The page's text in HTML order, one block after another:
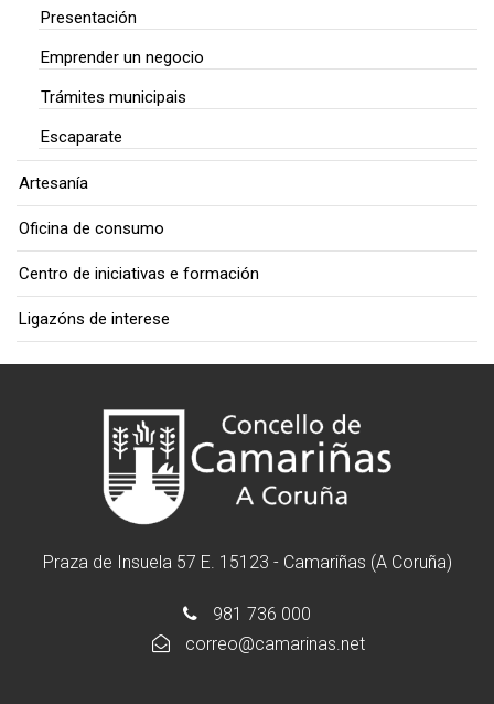
Presentación
Emprender un negocio
Trámites municipais
Escaparate
Artesanía
Oficina de consumo
Centro de iniciativas e formación
Ligazóns de interese
Praza de Insuela 57 E. 15123 - Camariñas (A Coruña)
981 736 000
correo@camarinas.net